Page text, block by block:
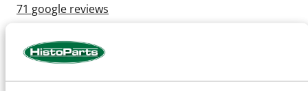
71 google reviews